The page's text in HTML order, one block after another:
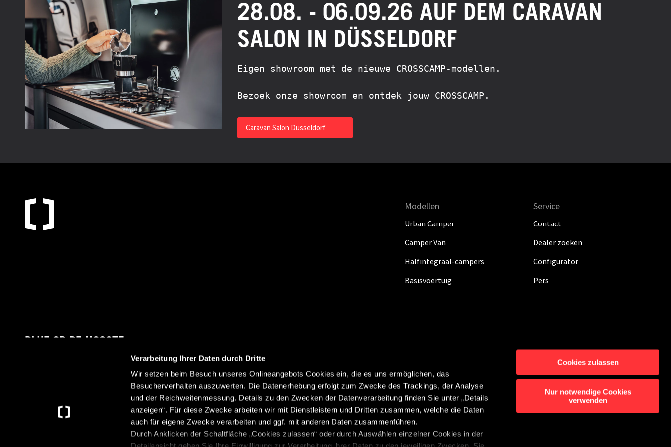
Verarbeitung Ihrer Daten durch Dritte
Wir setzen beim Besuch unseres Onlineangebots Cookies ein, die es uns ermöglichen, das
Besucherverhalten auszuwerten. Die Datenerhebung erfolgt zum Zwecke des Trackings, der Analyse
und der Reichweitenmessung. Details zu den Zwecken der Datenverarbeitung finden Sie unter „Details
anzeigen“. Für diese Zwecke arbeiten wir mit Dienstleistern und Dritten zusammen, welche die Daten
auch für eigene Zwecke verarbeiten und ggf. mit anderen Daten zusammenführen.
Durch Anklicken der Schaltfläche „Cookies zulassen“ oder durch Auswählen einzelner Cookies in der
Cookies zulassen
Nur notwendige Cookies
verwenden
28.08. - 06.09.26 AUF DEM CARAVAN
SALON IN DÜSSELDORF
Eigen showroom met de nieuwe CROSSCAMP-modellen.
Bezoek onze showroom en ontdek jouw CROSSCAMP.
Caravan Salon Düsseldorf
Modellen
Urban Camper
Camper Van
Halfintegraal-campers
Basisvoertuig
Service
Contact
Dealer zoeken
Configurator
Pers
BLIJF OP DE HOOGTE
Met onze nieuwsbrief ontvang je altijd het laatste
Abonneren
Colofon Gegevensbescherming Contact
Gewichtsinformatie Klokkenluidersysteem
Beginselverklaring Cookiebot Instellingen